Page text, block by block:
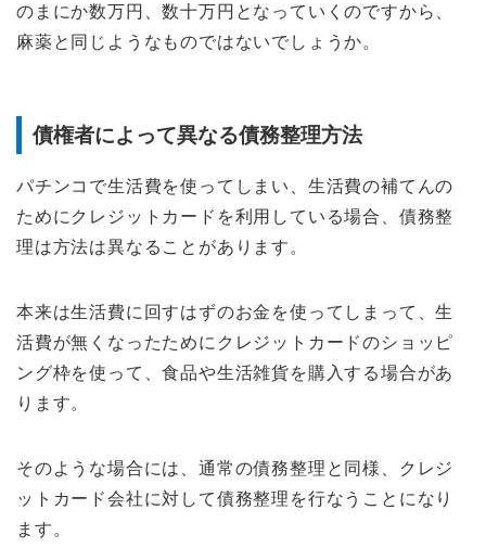
のまにか数万円、数十万円となっていくのですから、
麻薬と同じようなものではないでしょうか。
債権者によって異なる債務整理方法
パチンコで生活費を使ってしまい、生活費の補てんの
ためにクレジットカードを利用している場合、債務整
理は方法は異なることがあります。
本来は生活費に回すはずのお金を使ってしまって、生
活費が無くなったためにクレジットカードのショッピ
ング枠を使って、食品や生活雑貨を購入する場合があ
ります。
そのような場合には、通常の債務整理と同様、クレジ
ットカード会社に対して債務整理を行なうことになり
ます。